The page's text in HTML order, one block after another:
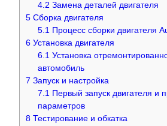
4.2 Замена деталей двигателя
5 Сборка двигателя
5.1 Процесс сборки двигателя
6 Установка двигателя
6.1 Установка
автомобиль
7 Запуск и настройка
7.1 Первый запуск двигателя и
параметров
8 Тестирование и обкатка